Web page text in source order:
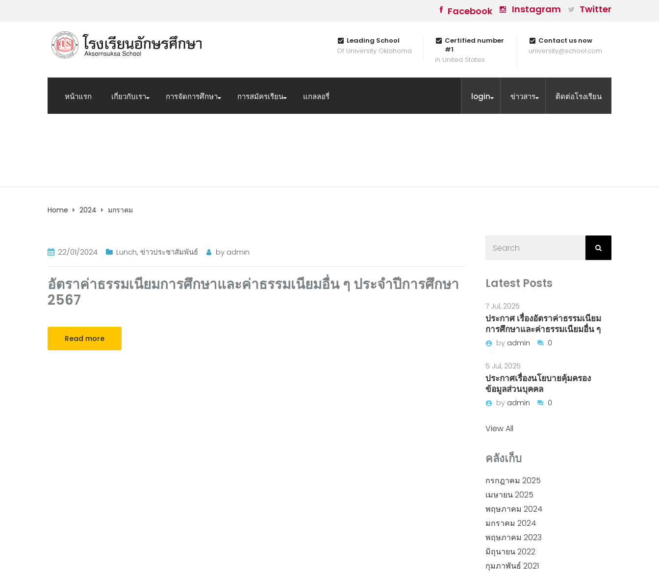
Twitter
Instagram
Facebook
Leading School
Of University Oklahoma
Certified number
#1
in United States
Contact us now
university@school.com
หน้าแรก เกี่ยวกับเรา การจัดการศึกษา การสมัครเรียน แกลลอรี่ ติดต่อโรงเรียน
ข่าวสาร
login
Home 2024 มกราคม
22/01/2024 Lunch, ข่าวประชาสัมพันธ์ by admin
อัตราค่าธรรมเนียมการศึกษาและค่าธรรมเนียมอื่น ๆ ประจำปีการศึกษา
2567
Read more
Latest Posts
7 Jul, 2025
ประกาศ เรื่องอัตราค่าธรรมเนียม
การศึกษาและค่าธรรมเนียมอื่น ๆ
by admin 0
5 Jul, 2025
ประกาศเรื่องนโยบายคุ้มครอง
ข้อมูลส่วนบุคคล
by admin 0
View All
คลังเก็บ
กรกฎาคม 2025
เมษายน 2025
พฤษภาคม 2024
มกราคม 2024
พฤษภาคม 2023
มิถุนายน 2022
กุมภาพันธ์ 2021